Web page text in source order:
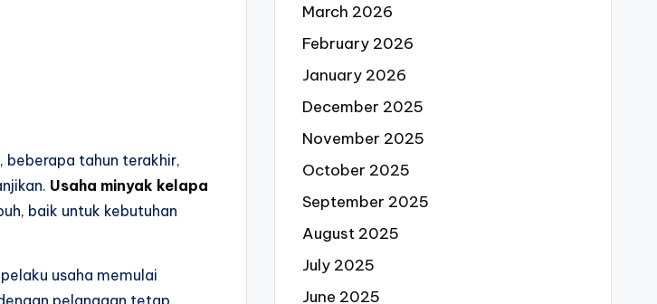
beberapa tahun terakhir,
Usaha minyak kelapa
baik untuk kebutuhan
usaha memulai
pelanggan tetap.
March 2026
February 2026
January 2026
December 2025
November 2025
October 2025
September 2025
August 2025
July 2025
June 2025